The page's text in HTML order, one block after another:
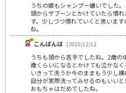
うちの娘もシャンプー嫌いでした
頭からザブーンとかけていたら慣
す。少しづつ慣れていくと思いま
ね。
こんばんは | 2010/12/12
うちも頭から苦手でしたね。2歳の
歳くらいになるとかけても泣かな
いきって洗うか今のままもう少し
自分が実際洗ってみせるのもいい
おもちゃはだめでしたね。